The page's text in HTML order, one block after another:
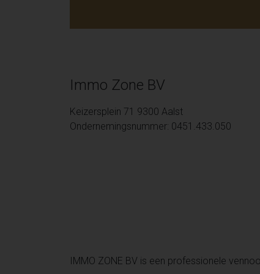
Immo Zone BV
Keizersplein 71 9300 Aalst
Ondernemingsnummer: 0451.433.050
IMMO ZONE BV is een professionele